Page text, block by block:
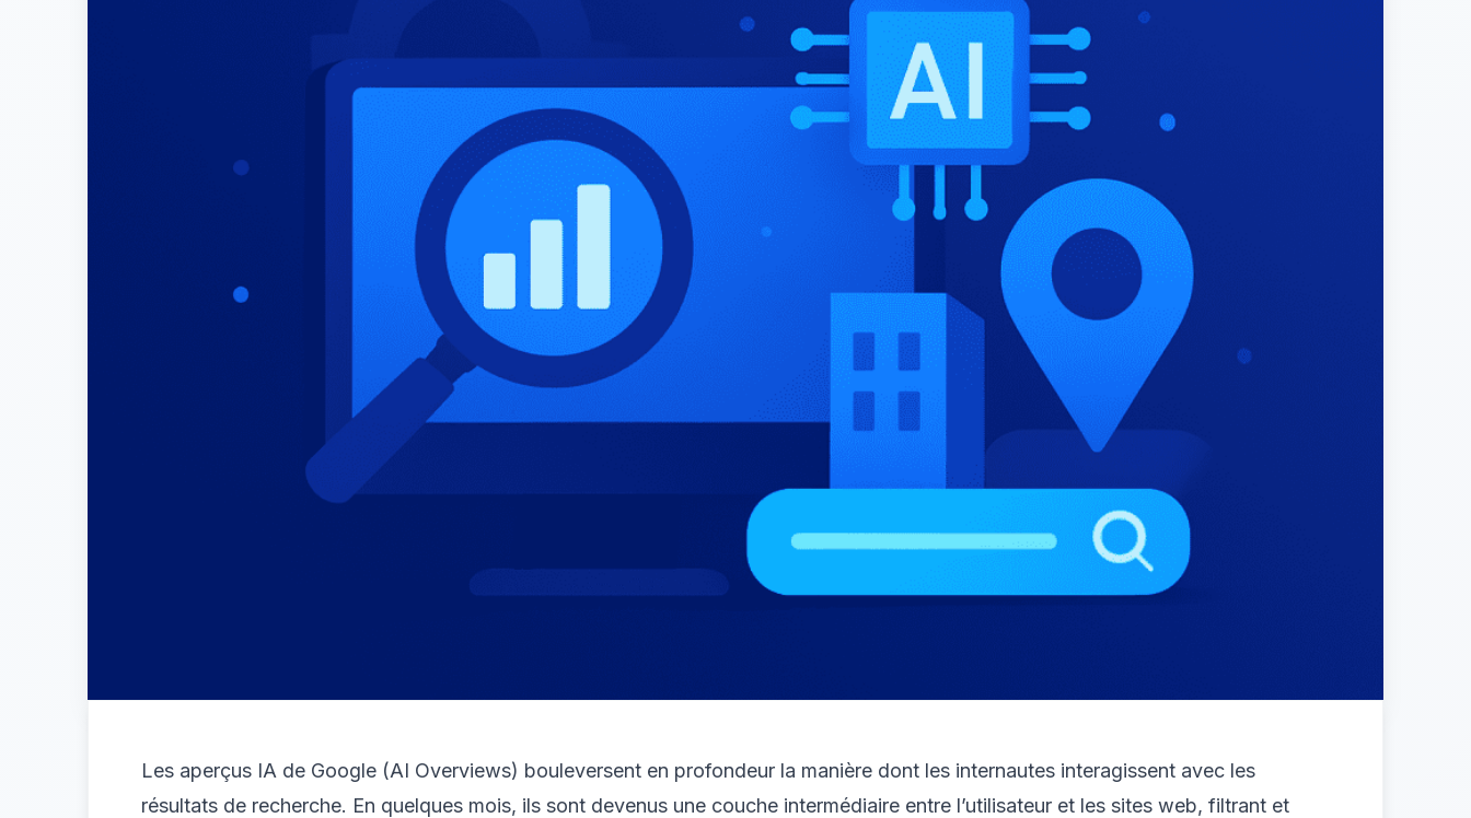
Les aperçus IA de Google (AI Overviews) bouleversent en profondeur la manière dont les internautes interagissent avec les
résultats de recherche. En quelques mois, ils sont devenus une couche intermédiaire entre l’utilisateur et les sites web, filtrant et